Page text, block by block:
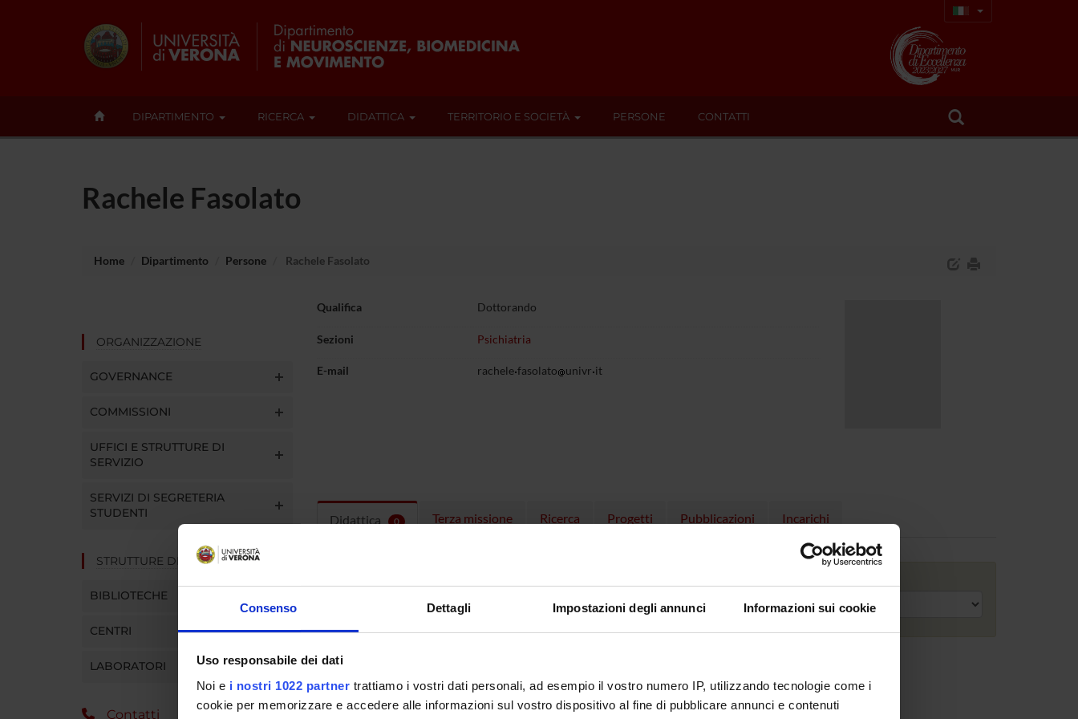
Consenso Dettagli Impostazioni degli annunci Informazioni sui cookie
Uso responsabile dei dati
Noi e i nostri 1022 partner trattiamo i vostri dati personali, ad esempio il vostro numero IP, utilizzando tecnologie come i
cookie per memorizzare e accedere alle informazioni sul vostro dispositivo al fine di pubblicare annunci e contenuti
DIPARTIMENTO RICERCA DIDATTICA TERRITORIO E SOCIETÀ PERSONE CONTATTI
Rachele Fasolato
Home Dipartimento Persone Rachele Fasolato
ORGANIZZAZIONE
GOVERNANCE
COMMISSIONI
UFFICI E STRUTTURE DI
SERVIZIO
SERVIZI DI SEGRETERIA
STUDENTI
STRUTTURE DEL DIPARTIMENTO
BIBLIOTECHE
CENTRI
LABORATORI
Contatti
Qualifica Dottorando
Sezioni Psichiatria
E-mail rachele fasolato univr it
Didattica 0 Terza missione Ricerca Progetti Pubblicazioni Incarichi
Insegnamenti attivi nel periodo selezionato:0.